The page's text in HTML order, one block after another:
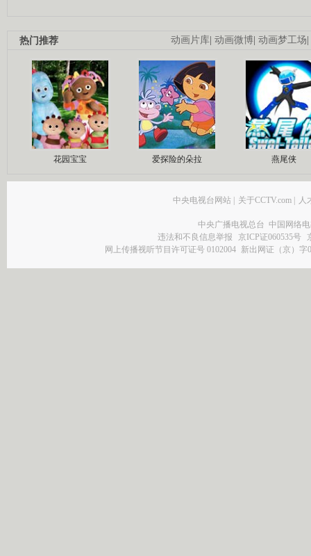
动画片库 动画微博 动画梦工场
热门推荐
花园宝宝 爱探险的朵拉 燕尾侠
中央电视台网站 关于CCTV.com 人
中央广播电视总台 中国网络
违法和不良信息举报
京ICP证060535号
网上传播视听节目许可证号 0102004 新出网证（京）